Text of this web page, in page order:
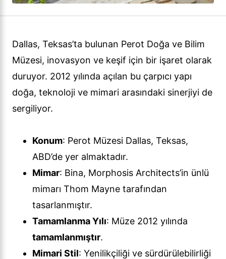
Dallas, Teksas’ta bulunan Perot Doğa ve Bilim
Müzesi, inovasyon ve keşif için bir işaret olarak
duruyor. 2012 yılında açılan bu çarpıcı yapı
doğa, teknoloji ve mimari arasındaki sinerjiyi de
sergiliyor.
Konum: Perot Müzesi Dallas, Teksas,
ABD’de yer almaktadır.
Mimar: Bina, Morphosis Architects’in ünlü
mimarı Thom Mayne tarafından
tasarlanmıştır.
Tamamlanma Yılı: Müze 2012 yılında
tamamlanmıştır.
Mimari Stil: Yenilikçiliği ve sürdürülebilirliği